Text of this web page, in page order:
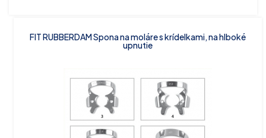
FIT RUBBERDAM Spona na moláre s krídelkami, na hlboké
upnutie